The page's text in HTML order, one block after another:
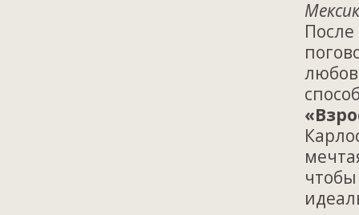
После